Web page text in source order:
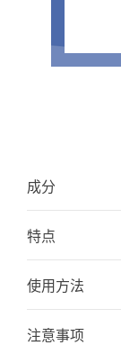
成分
特点
使用方法
注意事项